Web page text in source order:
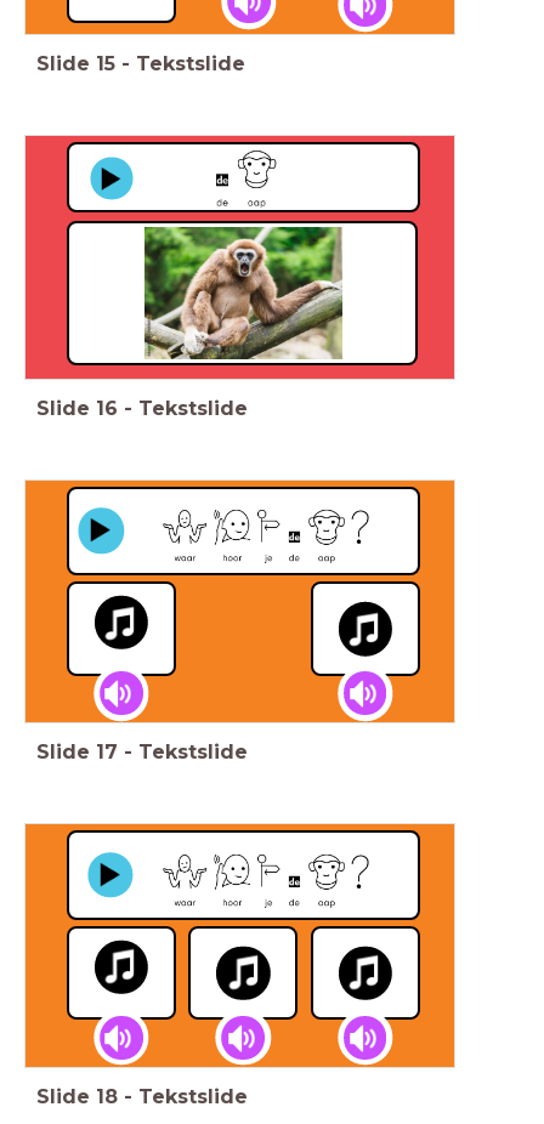
Slide 15 - Tekstslide
Slide 16 - Tekstslide
Slide 17 - Tekstslide
Slide 18 - Tekstslide